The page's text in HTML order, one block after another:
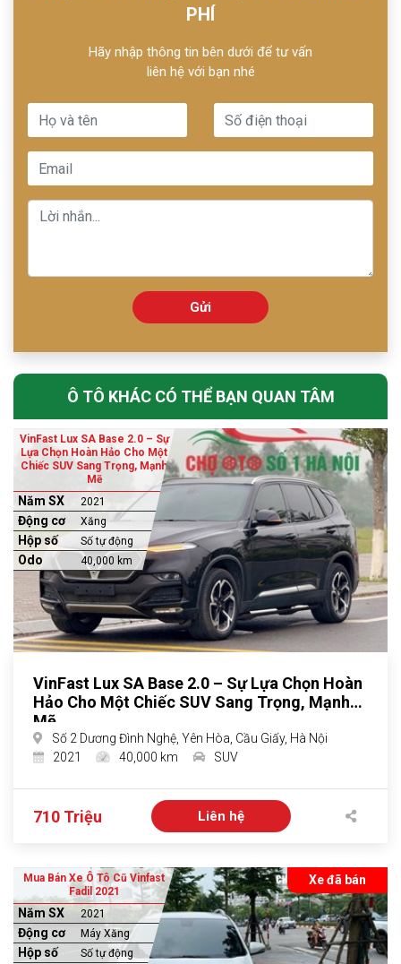
PHÍ
Hãy nhập thông tin bên dưới để tư vấn
liên hệ với bạn nhé
Gửi
Ô TÔ KHÁC CÓ THỂ BẠN QUAN TÂM
VinFast Lux SA Base 2.0 – Sự
Lựa Chọn Hoàn Hảo Cho Một
Chiếc SUV Sang Trọng, Mạnh
Mẽ
Năm SX 2021
Động cơ Xăng
Hộp số Số tự động
Odo 40,000 km
VinFast Lux SA Base 2.0 – Sự Lựa Chọn Hoàn
Hảo Cho Một Chiếc SUV Sang Trọng, Mạnh
Mẽ
Số 2 Dương Đình Nghệ, Yên Hòa, Cầu Giấy, Hà Nội
2021
40,000 km SUV
710 Triệu Liên hệ
Xe đã bán
Mua Bán Xe Ô Tô Cũ Vinfast
Fadil 2021
Năm SX 2021
Động cơ Máy Xăng
Hộp số Số tự động